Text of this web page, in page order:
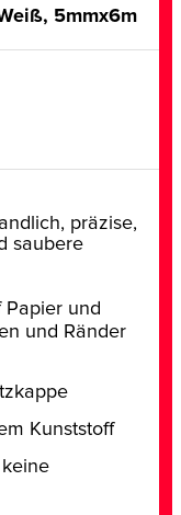
5mmx6m
präzise,
saubere
Papier und
und Ränder
Kunststoff